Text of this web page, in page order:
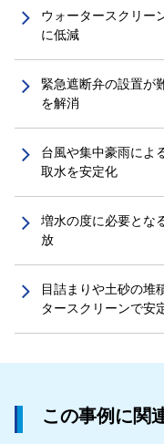
ウォータースクリー
に低減
緊急遮断弁の設置が
を解消
台風や集中豪雨によ
取水を安定化
増水の度に必要とな
放
目詰まりや土砂の堆
タースクリーンで安
この事例に関